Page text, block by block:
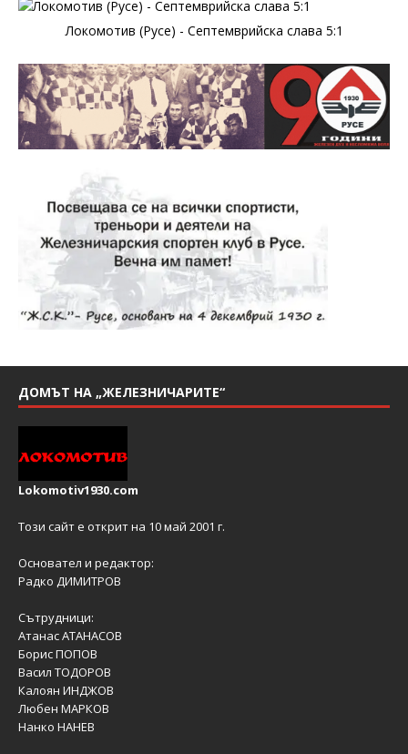
Локомотив (Русе) - Септемврийска слава 5:1
ДОМЪТ НА „ЖЕЛЕЗНИЧАРИТЕ“
Lokomotiv1930.com
Този сайт е открит на 10 май 2001 г.
Основател и редактор:
Радко ДИМИТРОВ
Сътрудници:
Атанас АТАНАСОВ
Борис ПОПОВ
Васил ТОДОРОВ
Калоян ИНДЖОВ
Любен МАРКОВ
Нанко НАНЕВ